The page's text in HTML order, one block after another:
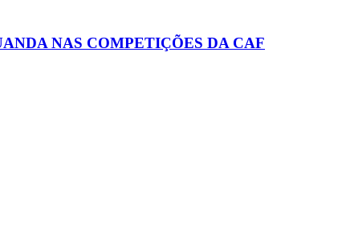
NAS COMPETIÇÕES DA CAF